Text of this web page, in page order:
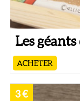
Les
ACHETER
3 €